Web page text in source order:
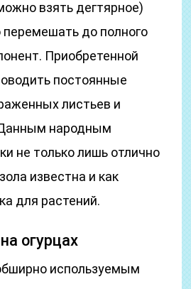
взять дегтярное)
до полного
Приобретенной
постоянные
листьев и
Данным народным
не только лишь отлично
известна и как
для растений.
огурцах
используемым